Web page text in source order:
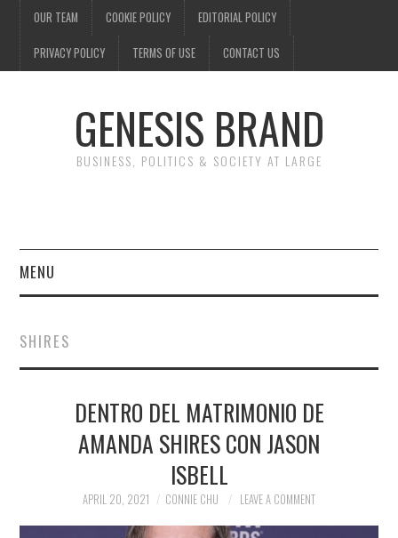
OUR TEAM COOKIE POLICY EDITORIAL POLICY
PRIVACY POLICY TERMS OF USE CONTACT US
GENESIS BRAND
BUSINESS, POLITICS & SOCIETY AT LARGE
MENU
FINANCE
POLITICS
SOCIETY
SHIRES
DENTRO DEL MATRIMONIO DE
AMANDA SHIRES CON JASON
ISBELL
APRIL 20, 2021 CONNIE CHU LEAVE A COMMENT